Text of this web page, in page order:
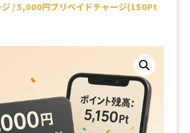
/ 5,000円プリペイドチャージ(150Pt